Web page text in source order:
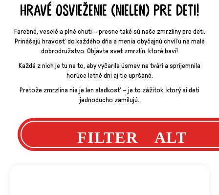
hravé osvieženie (nielen) pre deti!
Farebné, veselé a plné chuti – presne také sú naše zmrzliny pre deti.
Prinášajú hravosť do každého dňa a menia obyčajnú chvíľu na malé
dobrodružstvo. Objavte svet zmrzlín, ktoré baví!
Každá z nich je tu na to, aby vyčarila úsmev na tvári a spríjemnila
horúce letné dni aj tie upršané.
Pretože zmrzlina nie je len sladkosť – je to zážitok, ktorý si deti
jednoducho zamilujú.